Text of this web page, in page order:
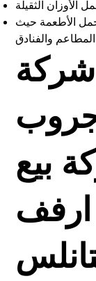
الأطعمة حيث
شركة
بيع